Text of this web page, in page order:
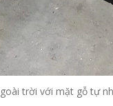
trời với mặt gỗ tự